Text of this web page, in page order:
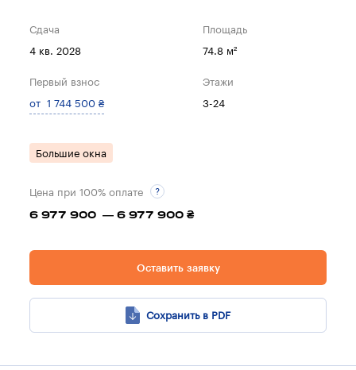
Сдача
4 кв. 2028
Площадь
74.8 м²
Первый взнос
от 1 744 500 ₴
Этажи
3-24
Большие окна
Цена при 100% оплате
6 977 900 — 6 977 900 ₴
Оставить заявку
Сохранить в PDF